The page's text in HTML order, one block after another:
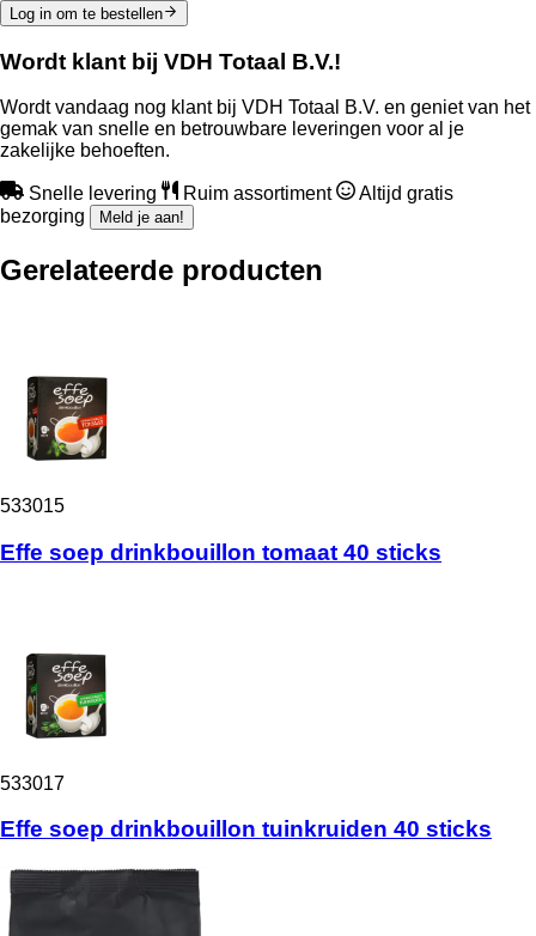
Log in om te bestellen
Wordt klant bij VDH Totaal B.V.!
Wordt vandaag nog klant bij VDH Totaal B.V. en geniet van het
gemak van snelle en betrouwbare leveringen voor al je
zakelijke behoeften.
Snelle levering Ruim assortiment
Altijd gratis
bezorging
Meld je aan!
Gerelateerde producten
533015
Effe soep drinkbouillon tomaat 40 sticks
533017
Effe soep drinkbouillon tuinkruiden 40 sticks